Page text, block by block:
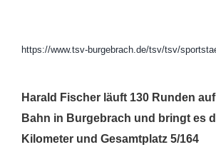
https://www.tsv-burgebrach.de/tsv/tsv/
Harald Fischer läuft 130 Runden
Bahn in Burgebrach und bringt es
Kilometer und Gesamtplatz 5/164